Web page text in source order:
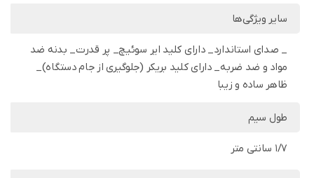
سایر ویژگی‌ها
_ صدای استاندارد_ دارای کلید ایر سوئیچ_ پر قدرت_ بدنه ضد
مواد و ضد ضربه_ دارای کلید بریکر (جلوگیری از جام دستگاه)_
ظاهر ساده و زیبا
طول سیم
1/7 سانتی متر